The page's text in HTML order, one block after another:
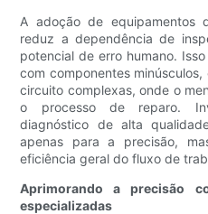
A adoção de equipamentos
reduz a dependência de
potencial de erro humano.
com componentes
circuito complexas, onde o
o processo de reparo.
diagnóstico de alta
apenas para a precisão,
eficiência geral do fluxo de
Aprimorando a precisão
especializadas